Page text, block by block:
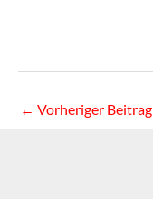
← Vorheriger Beitrag